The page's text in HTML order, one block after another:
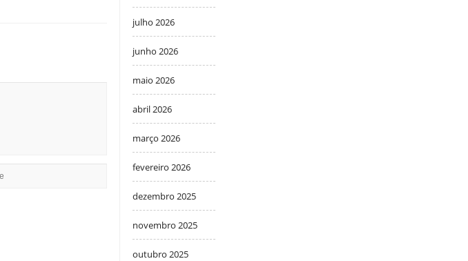
julho 2026
junho 2026
maio 2026
abril 2026
março 2026
fevereiro 2026
dezembro 2025
novembro 2025
outubro 2025